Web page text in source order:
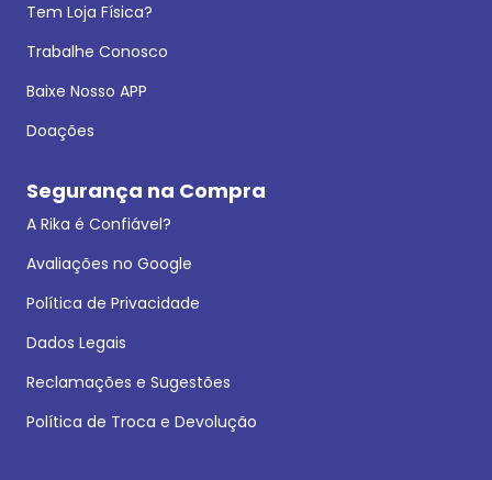
Tem Loja Física?
Trabalhe Conosco
Baixe Nosso APP
Doações
Segurança na Compra
A Rika é Confiável?
Avaliações no Google
Política de Privacidade
Dados Legais
Reclamações e Sugestões
Política de Troca e Devolução